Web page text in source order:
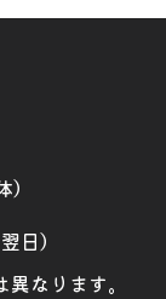
日）
なります。